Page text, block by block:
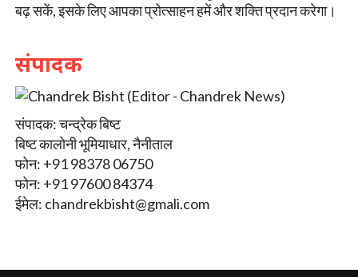
बढ़ सकें, इसके लिए आपका प्रोत्साहन हमें और शक्ति प्रदान करेगा।
संपादक
संपादक: चन्द्रेक बिष्ट
बिष्ट कालोनी भूमियाधार, नैनीताल
फोन: +91 98378 06750
फोन: +91 97600 84374
ईमेल: chandrekbisht@gmali.com